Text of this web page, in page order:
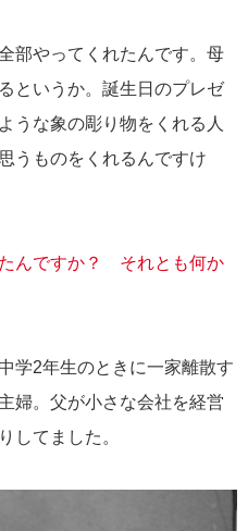
部やってくれたんです。母
というか。誕生日のプレゼ
うな象の彫り物をくれる人
うものをくれるんですけ
んですか？ それとも何か
学2年生のときに一家離散す
婦。父が小さな会社を経営
してました。